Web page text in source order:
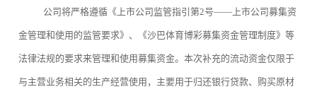
公司将严格遵循《上市公司监管指引第2号——上市公司募集资
金管理和使用的监管要求》、《沙巴体育博彩募集资金管理制度》等
法律法规的要求来管理和使用募集资金。本次补充的流动资金仅限于
与主营业务相关的生产经营使用，主要用于归还银行贷款、购买原材